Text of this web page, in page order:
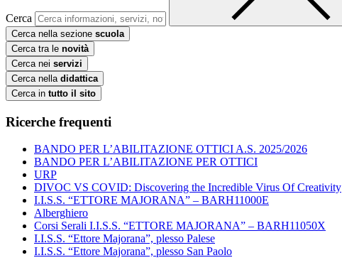
Cerca
Cerca nella sezione scuola
Cerca tra le novità
Cerca nei servizi
Cerca nella didattica
Cerca in tutto il sito
Ricerche frequenti
BANDO PER L’ABILITAZIONE OTTICI A.S. 2025/2026
BANDO PER L’ABILITAZIONE PER OTTICI
URP
DIVOC VS COVID: Discovering the Incredible Virus Of Creativity
I.I.S.S. “ETTORE MAJORANA” – BARH11000E
Alberghiero
Corsi Serali I.I.S.S. “ETTORE MAJORANA” – BARH11050X
I.I.S.S. “Ettore Majorana”, plesso Palese
I.I.S.S. “Ettore Majorana”, plesso San Paolo